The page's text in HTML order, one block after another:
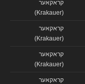
קראקאער
(Krakauer)
קראקאער
(Krakauer)
קראקאער
(Krakauer)
קראקאער